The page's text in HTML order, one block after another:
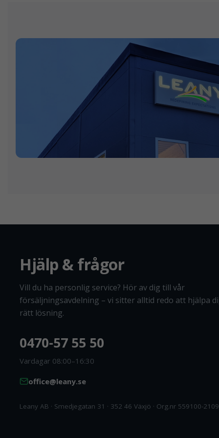
Hjälp & frågor
Vill du ha personlig service? Hör av dig till vår
försäljningsavdelning – vi sitter alltid redo att hjälpa
rätt lösning.
0470-57 55 50
Vardagar 08:00–16:30
office@leany.se
Leany AB · Smedjegatan 31 · 352 46 Växjö · Org.nr 559100-2109